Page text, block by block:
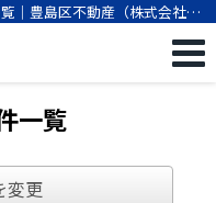
｜豊島区不動産（株式会社ビ
一覧
変更